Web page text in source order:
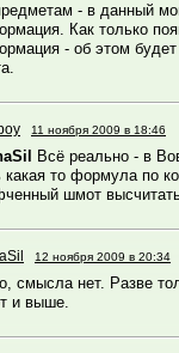
- в данный
Как только
- об этом
11 ноября 2009 в 18:46
Всё реально - в
какая то формула по
шмот
12 ноября 2009 в 20:34
смысла нет. Разве
и выше.